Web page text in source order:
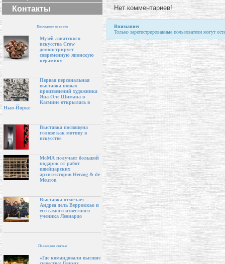
Контакты
Последние новости
Музей азиатского
искусства Crow
демонстрирует
современную японскую
керамику
Первая персональная
выставка новых
произведений художника
Яна-Оле Шимана в
Касмине открылась в
Нью-Йорке
Выставка посвящена
голове как мотиву в
искусстве
МоМА получает большой
подарок от работ
швейцарских
архитекторов Herzog & de
Meuron
Выставка отмечает
Андреа дель Верроккьо и
его самого известного
ученика Леонардо
Последние статьи
«Где командовали высшие
Нет комментариев!
Внимание:
Только зарегистрированные пользователи могут